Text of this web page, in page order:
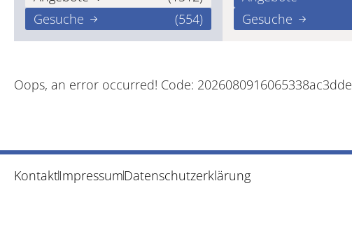
Gesuche
(554)
Gesuche
Oops, an error occurred! Code: 2026080916065338ac3dde
KontaktImpressumDatenschutzerklärung